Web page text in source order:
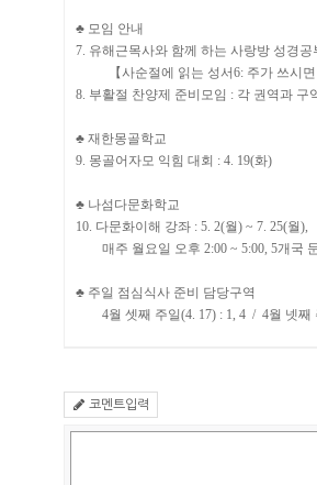
♣ 모임 안내
7. 유해근목사와 함께 하는 사랑방 성경공
【사순절에 읽는 성서6: 주가 쓰시면
8. 부활절 찬양제 준비모임 : 각 권역과 구
♣ 재한몽골학교
9. 몽골어자모 익힘 대회 : 4. 19(화)
♣ 나섬다문화학교
10. 다문화이해 강좌 : 5. 2(월) ~ 7. 25(월),
매주 월요일 오후 2:00 ~ 5:00, 5개국
♣ 주일 점심식사 준비 담당구역
4월 셋째 주일(4. 17) : 1, 4 / 4월 넷째
코멘트입력